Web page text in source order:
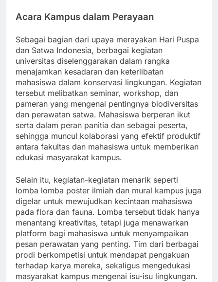
Acara Kampus dalam Perayaan
Sebagai bagian dari upaya merayakan Hari Puspa
dan Satwa Indonesia, berbagai kegiatan
universitas diselenggarakan dalam rangka
menajamkan kesadaran dan keterlibatan
mahasiswa dalam konservasi lingkungan. Kegiatan
tersebut melibatkan seminar, workshop, dan
pameran yang mengenai pentingnya biodiversitas
dan perawatan satwa. Mahasiswa berperan ikut
serta dalam peran panitia dan sebagai peserta,
sehingga muncul kolaborasi yang efektif produktif
antara fakultas dan mahasiswa untuk memberikan
edukasi masyarakat kampus.
Selain itu, kegiatan-kegiatan menarik seperti
lomba lomba poster ilmiah dan mural kampus juga
digelar untuk mewujudkan kecintaan mahasiswa
pada flora dan fauna. Lomba tersebut tidak hanya
menantang kreativitas, tetapi juga menawarkan
platform bagi mahasiswa untuk menyampaikan
pesan perawatan yang penting. Tim dari berbagai
prodi berkompetisi untuk mendapat pengakuan
terhadap karya mereka, sekaligus mengedukasi
masyarakat kampus mengenai isu-isu lingkungan.